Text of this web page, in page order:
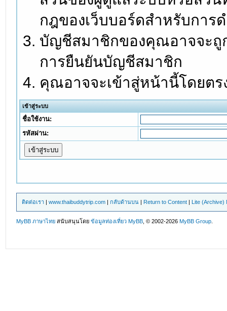
กฎของเว็บบอร์ดสำหรับการ
บัญชีสมาชิกของคุณอาจจะถู
การยืนยันบัญชีสมาชิก
คุณอาจจะเข้าสู่หน้านี้โดยต
เข้าสู่ระบบ
ชื่อใช้งาน:
รหัสผ่าน:
ติดต่อเรา |www.thaibuddytrip.com |กลับด้านบน | Return to Content | Lite (Archive)
MyBB ภาษาไทย สนับสนุนโดยข้อมูลท่องเที่ยว MyBB , © 2002-2026MyBB Group